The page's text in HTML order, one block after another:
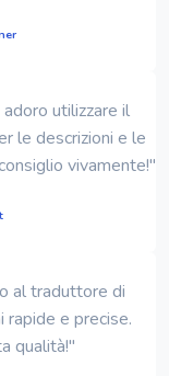
utilizzare il
le descrizioni e le
vivamente!"
al traduttore di
rapide e precise.
qualità!"